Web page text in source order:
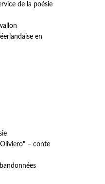
de la poésie
en
– conte